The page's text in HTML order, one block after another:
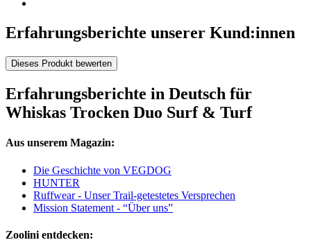
Erfahrungsberichte unserer Kund:innen
Dieses Produkt bewerten
Erfahrungsberichte in Deutsch für
Whiskas Trocken Duo Surf & Turf
Aus unserem Magazin:
Die Geschichte von VEGDOG
HUNTER
Ruffwear - Unser Trail-getestetes Versprechen
Mission Statement - “Über uns”
Zoolini entdecken: